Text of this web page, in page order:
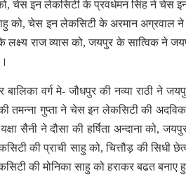
चेस इन लेकसिटी के प्रवर्धमन सिंह ने चेस
को, चेस इन लेकसिटी के अरमान अग्रवाल
लक्ष्य राज व्यास को, जयपुर के सात्विक ने
बालिका वर्ग मे- जौधपुर की नव्या राठी ने
तमन्ना गुप्ता ने चेस इन लेकसिटी की
सैनी ने दौसा की हर्षिता अन्दाना को,
की प्राची साहु को, चित्तौड़ की सिधी
की मोनिका साहु को हराकर बढत बनाए